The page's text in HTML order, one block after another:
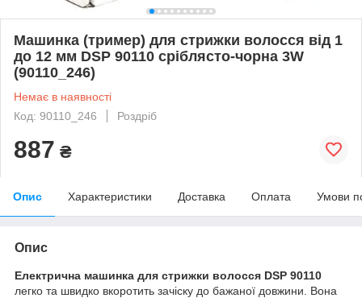
Машинка (тример) для стрижки волосся від 1
до 12 мм DSP 90110 сріблясто-чорна 3W
(90110_246)
Немає в наявності
Код: 90110_246
Роздріб
887 ₴
Опис Характеристики Доставка Оплата Умови
Опис
Електрична машинка для стрижки волосся DSP 90110
легко та швидко вкоротить зачіску до бажаної довжини. Вона